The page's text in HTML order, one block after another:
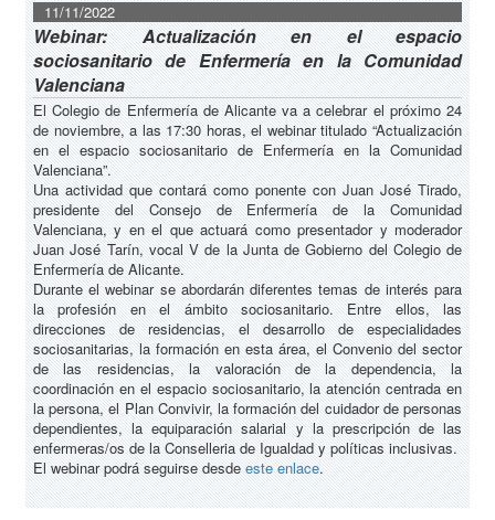
11/11/2022
Webinar: Actualización en el espacio
sociosanitario de Enfermería en la Comunidad
Valenciana
El Colegio de Enfermería de Alicante va a celebrar el próximo 24
de noviembre, a las 17:30 horas, el webinar titulado “Actualización
en el espacio sociosanitario de Enfermería en la Comunidad
Valenciana”.
Una actividad que contará como ponente con Juan José Tirado,
presidente del Consejo de Enfermería de la Comunidad
Valenciana, y en el que actuará como presentador y moderador
Juan José Tarín, vocal V de la Junta de Gobierno del Colegio de
Enfermería de Alicante.
Durante el webinar se abordarán diferentes temas de interés para
la profesión en el ámbito sociosanitario. Entre ellos, las
direcciones de residencias, el desarrollo de especialidades
sociosanitarias, la formación en esta área, el Convenio del sector
de las residencias, la valoración de la dependencia, la
coordinación en el espacio sociosanitario, la atención centrada en
la persona, el Plan Convivir, la formación del cuidador de personas
dependientes, la equiparación salarial y la prescripción de las
enfermeras/os de la Conselleria de Igualdad y políticas inclusivas.
El webinar podrá seguirse desde este enlace.